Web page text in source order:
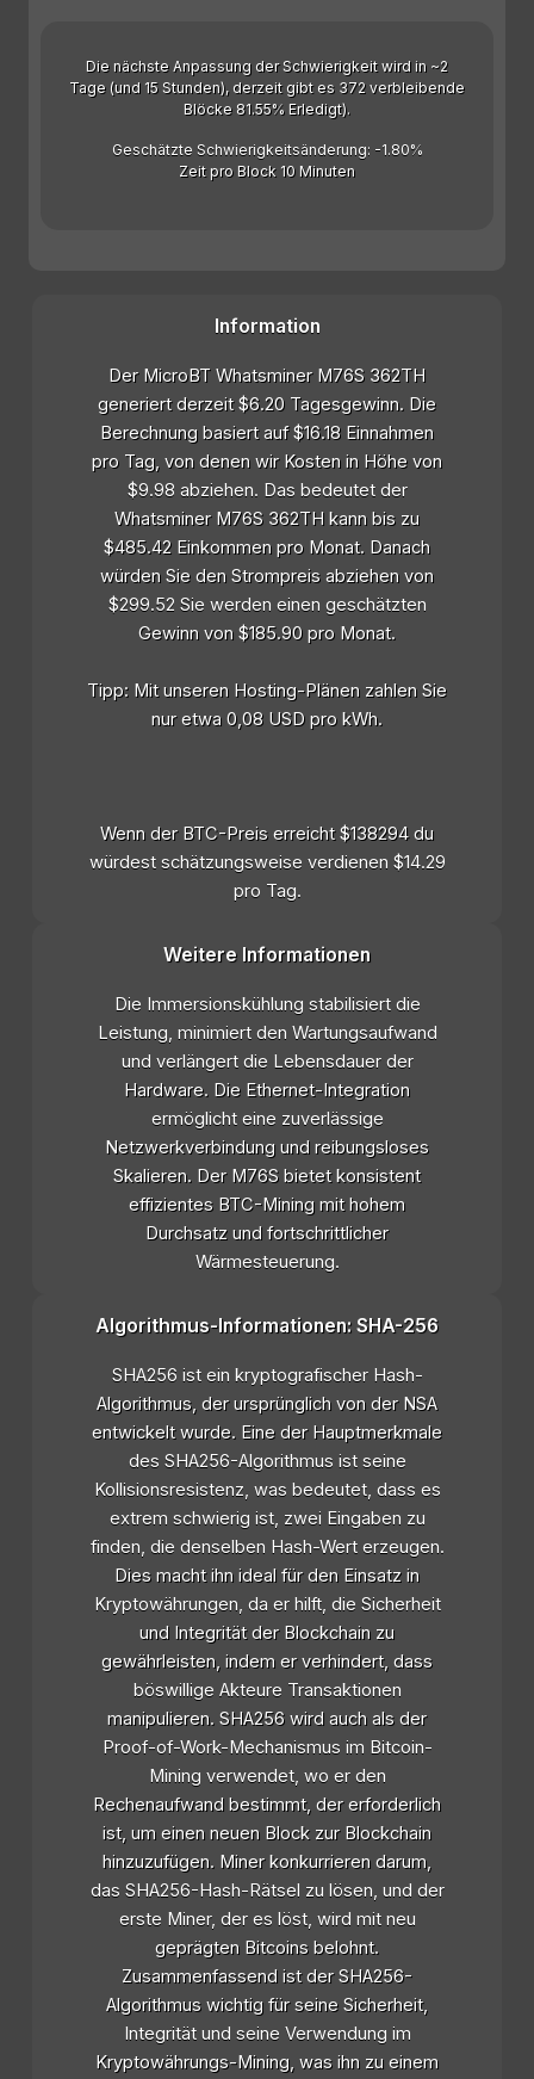
Die nächste Anpassung der Schwierigkeit wird in ~2
Tage (und 15 Stunden), derzeit gibt es 372 verbleibende
Blöcke 81.55% Erledigt).
Geschätzte Schwierigkeitsänderung: -1.80%
Zeit pro Block 10 Minuten
Information
Der MicroBT Whatsminer M76S 362TH
generiert derzeit $6.20 Tagesgewinn. Die
Berechnung basiert auf $16.18 Einnahmen
pro Tag, von denen wir Kosten in Höhe von
$9.98 abziehen. Das bedeutet der
Whatsminer M76S 362TH kann bis zu
$485.42 Einkommen pro Monat. Danach
würden Sie den Strompreis abziehen von
$299.52 Sie werden einen geschätzten
Gewinn von $185.90 pro Monat.
Tipp: Mit unseren Hosting-Plänen zahlen Sie
nur etwa 0,08 USD pro kWh.
Wenn der BTC-Preis erreicht $138294 du
würdest schätzungsweise verdienen $14.29
pro Tag.
Weitere Informationen
Die Immersionskühlung stabilisiert die
Leistung, minimiert den Wartungsaufwand
und verlängert die Lebensdauer der
Hardware. Die Ethernet-Integration
ermöglicht eine zuverlässige
Netzwerkverbindung und reibungsloses
Skalieren. Der M76S bietet konsistent
effizientes BTC-Mining mit hohem
Durchsatz und fortschrittlicher
Wärmesteuerung.
Algorithmus-Informationen: SHA-256
SHA256 ist ein kryptografischer Hash-
Algorithmus, der ursprünglich von der NSA
entwickelt wurde. Eine der Hauptmerkmale
des SHA256-Algorithmus ist seine
Kollisionsresistenz, was bedeutet, dass es
extrem schwierig ist, zwei Eingaben zu
finden, die denselben Hash-Wert erzeugen.
Dies macht ihn ideal für den Einsatz in
Kryptowährungen, da er hilft, die Sicherheit
und Integrität der Blockchain zu
gewährleisten, indem er verhindert, dass
böswillige Akteure Transaktionen
manipulieren. SHA256 wird auch als der
Proof-of-Work-Mechanismus im Bitcoin-
Mining verwendet, wo er den
Rechenaufwand bestimmt, der erforderlich
ist, um einen neuen Block zur Blockchain
hinzuzufügen. Miner konkurrieren darum,
das SHA256-Hash-Rätsel zu lösen, und der
erste Miner, der es löst, wird mit neu
geprägten Bitcoins belohnt.
Zusammenfassend ist der SHA256-
Algorithmus wichtig für seine Sicherheit,
Integrität und seine Verwendung im
Kryptowährungs-Mining, was ihn zu einem